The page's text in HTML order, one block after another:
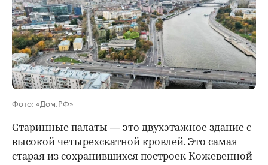
00:00 / 00:00
Фото: «Дом.РФ»
Старинные палаты — это двухэтажное здание с
высокой четырехскатной кровлей. Это самая
старая из сохранившихся построек Кожевенной